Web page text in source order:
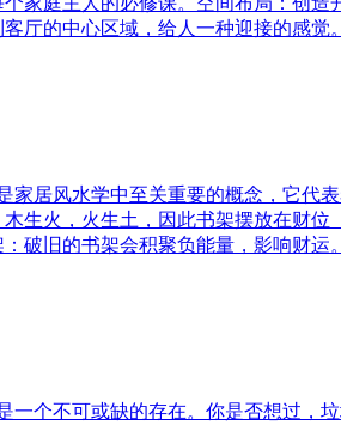
厅的中心区域，给人一种迎接的感觉
居风水学中至关重要的概念，它代
生火，火生土，因此书架摆放在财
破旧的书架会积聚负能量，影响财运
个不可或缺的存在。你是否想过，